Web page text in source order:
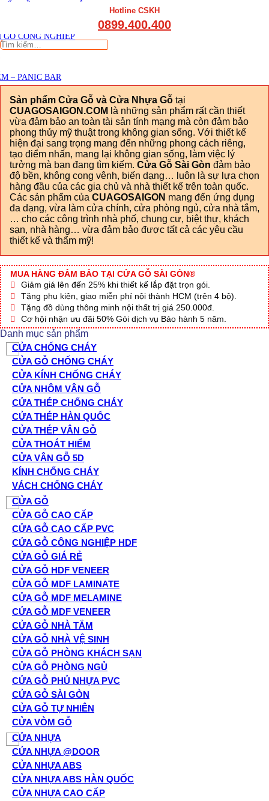
GỖ CÔNG NGHIỆP
– PANIC BAR
Hotline CSKH
0899.400.400
Tìm
Sản phẩm Cửa Gỗ và Cửa Nhựa Gỗ tại
CUAGOSAIGON.COM là những sản phẩm rất cần thiết
vừa đảm bảo an toàn tài sản tính mạng mà còn đảm bảo
phong thủy mỹ thuật trong không gian sống. Với thiết kế
hiện đại sang trọng mang đến những phong cách riêng,
tạo điểm nhấn, mang lại không gian sống, làm việc lý
tưởng mà bạn đang tìm kiếm. Cửa Gỗ Sài Gòn đảm bảo
độ bền, không cong vênh, biến dạng… luôn là sự lựa chọn
hàng đầu của các gia chủ và nhà thiết kế trên toàn quốc.
Các sản phẩm của CUAGOSAIGON mang đến ứng dụng
đa dạng, vừa làm cửa chính, cửa phòng ngủ, cửa nhà tắm,
… cho các công trình nhà phố, chung cư, biệt thự, khách
sạn, nhà hàng… vừa đảm bảo được tất cả các yêu cầu
thiết kế và thẩm mỹ!
MUA HÀNG ĐẢM BẢO TẠI CỬA GỖ SÀI GÒN®
Giảm giá lên đến 25% khi thiết kế lắp đặt trọn gói.
Tặng phụ kiện, giao miễn phí nội thành HCM (trên 4 bộ).
Tặng đồ dùng thông minh nội thất trị giá 250.000đ.
Cơ hội nhận ưu đãi 50% Gói dịch vụ Bảo hành 5 năm.
Danh mục sản phẩm
CỬA CHỐNG CHÁY
CỬA GỖ CHỐNG CHÁY
CỬA KÍNH CHỐNG CHÁY
CỬA NHÔM VÂN GỖ
CỬA THÉP CHỐNG CHÁY
CỬA THÉP HÀN QUỐC
CỬA THÉP VÂN GỖ
CỬA THOÁT HIỂM
CỬA VÂN GỖ 5D
KÍNH CHỐNG CHÁY
VÁCH CHỐNG CHÁY
CỬA GỖ
CỬA GỖ CAO CẤP
CỬA GỖ CAO CẤP PVC
CỬA GỖ CÔNG NGHIỆP HDF
CỬA GỖ GIÁ RẺ
CỬA GỖ HDF VENEER
CỬA GỖ MDF LAMINATE
CỬA GỖ MDF MELAMINE
CỬA GỖ MDF VENEER
CỬA GỖ NHÀ TẮM
CỬA GỖ NHÀ VỆ SINH
CỬA GỖ PHÒNG KHÁCH SẠN
CỬA GỖ PHÒNG NGỦ
CỬA GỖ PHỦ NHỰA PVC
CỬA GỖ SÀI GÒN
CỬA GỖ TỰ NHIÊN
CỬA VÒM GỖ
CỬA NHỰA
CỬA NHỰA @DOOR
CỬA NHỰA ABS
CỬA NHỰA ABS HÀN QUỐC
CỬA NHỰA CAO CẤP